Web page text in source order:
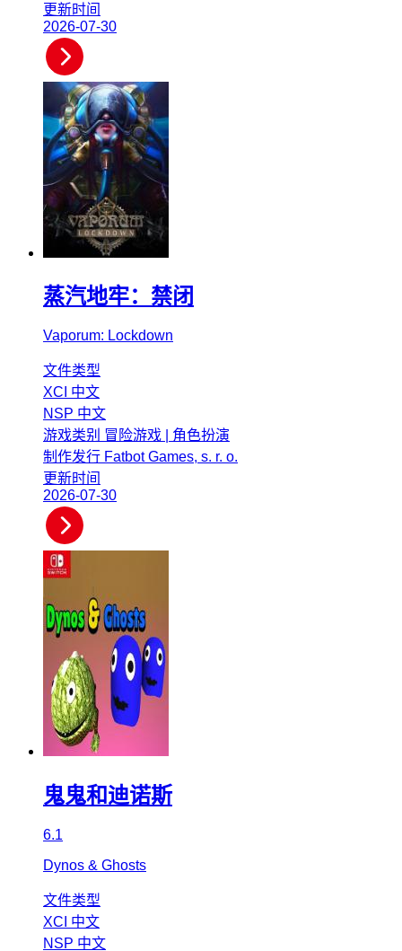
更新时间
2026-07-30
蒸汽地牢：禁闭
Vaporum: Lockdown
文件类型
XCI 中文
NSP 中文
游戏类别 冒险游戏 | 角色扮演
制作发行 Fatbot Games, s. r. o.
更新时间
2026-07-30
鬼鬼和迪诺斯
6.1
Dynos & Ghosts
文件类型
XCI 中文
NSP 中文